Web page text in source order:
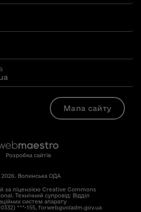
Мапа сайту
Розробка сайтів
Волинська ОДА
за ліцензією Creative Commons
Технічний супровід: Відділ
систем апарату
***-155, forweb@voladm.gov.ua